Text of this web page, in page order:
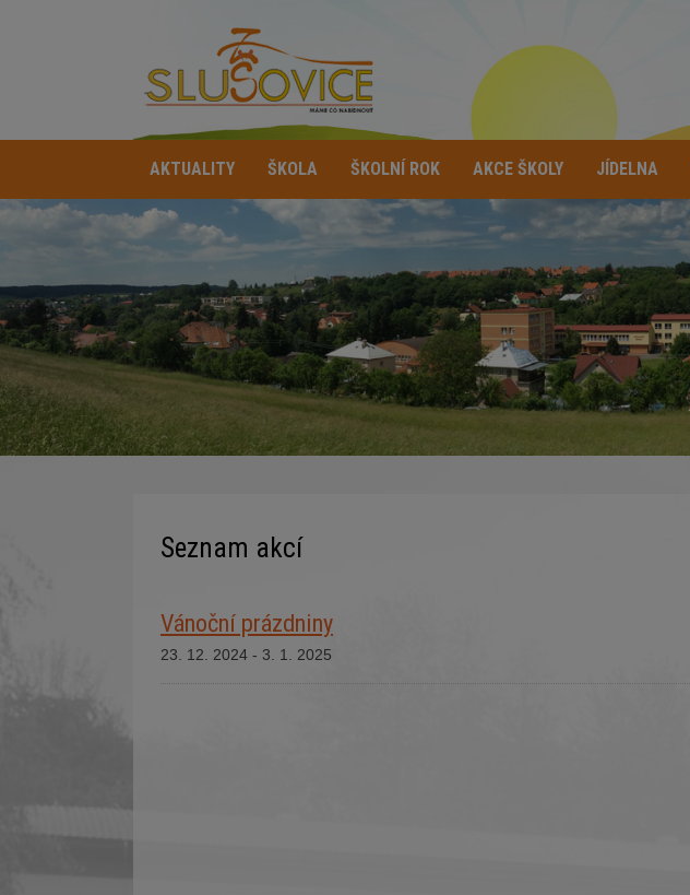
AKTUALITY ŠKOLA ŠKOLNÍ ROK AKCE ŠKOLY JÍDELNA
Seznam akcí
Vánoční prázdniny
23. 12. 2024 - 3. 1. 2025